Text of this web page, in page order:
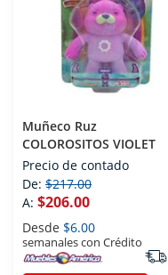
Muñeco Ruz
COLOROSITOS VIOLET
Precio de contado
De: $217.00
A: $206.00
Desde $6.00
semanales con Crédito